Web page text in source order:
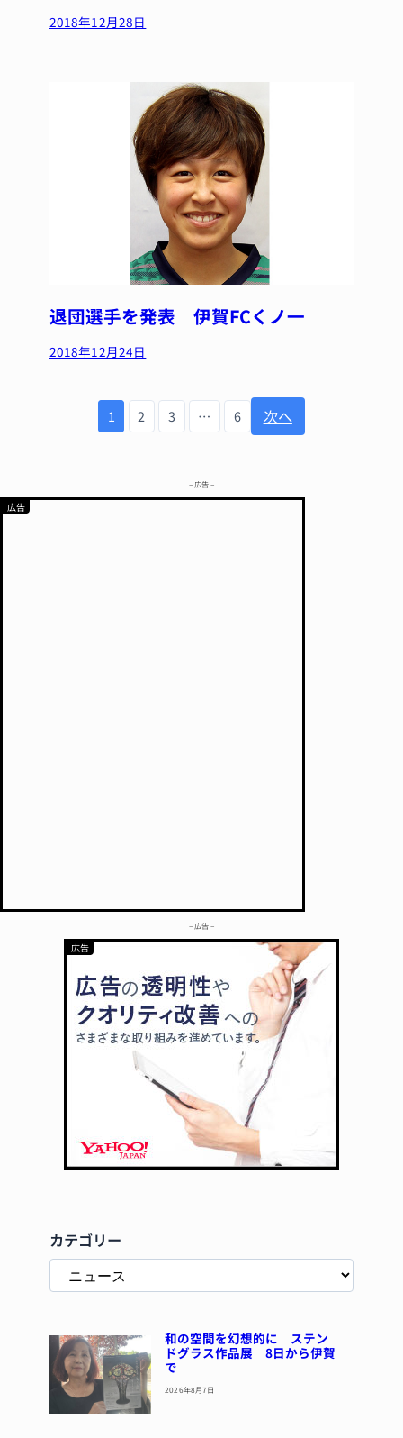
2018年12月28日
退団選手を発表 伊賀FCくノ一
2018年12月24日
1 2 3 … 6 次へ
– 広告 –
– 広告 –
カテゴリー
和の空間を幻想的に ステン
ドグラス作品展 8日から伊賀
で
2026年8月7日